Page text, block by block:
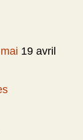
19 avril